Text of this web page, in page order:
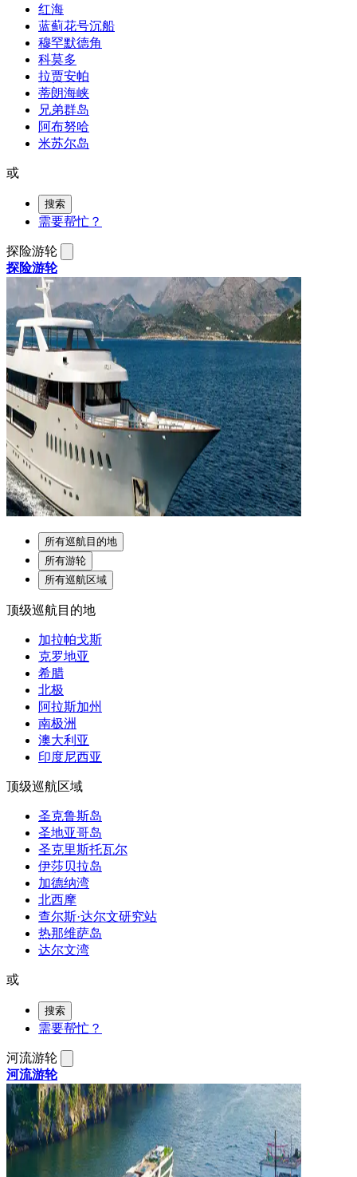
红海
蓝蓟花号沉船
穆罕默德角
科莫多
拉贾安帕
蒂朗海峡
兄弟群岛
阿布努哈
米苏尔岛
或
搜索
需要帮忙？
探险游轮
探险游轮
所有巡航目的地
所有游轮
所有巡航区域
顶级巡航目的地
加拉帕戈斯
克罗地亚
希腊
北极
阿拉斯加州
南极洲
澳大利亚
印度尼西亚
顶级巡航区域
圣克鲁斯岛
圣地亚哥岛
圣克里斯托瓦尔
伊莎贝拉岛
加德纳湾
北西摩
查尔斯·达尔文研究站
热那维萨岛
达尔文湾
或
搜索
需要帮忙？
河流游轮
河流游轮